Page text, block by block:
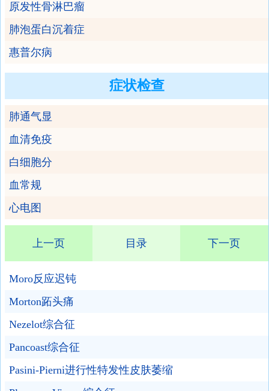
原发性骨淋巴瘤
肺泡蛋白沉着症
惠普尔病
症状检查
肺通气显
血清免疫
白细胞分
血常规
心电图
上一页 目录 下一页
Moro反应迟钝
Morton跖头痛
Nezelot综合征
Pancoast综合征
Pasini-Pierni进行性特发性皮肤萎缩